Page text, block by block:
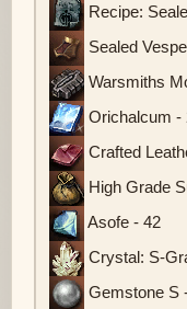
Recipe:
Sealed
Warsmiths
Orichalcum -
Crafted
High Grade
Asofe - 42
Crystal: S-
Gemstone S